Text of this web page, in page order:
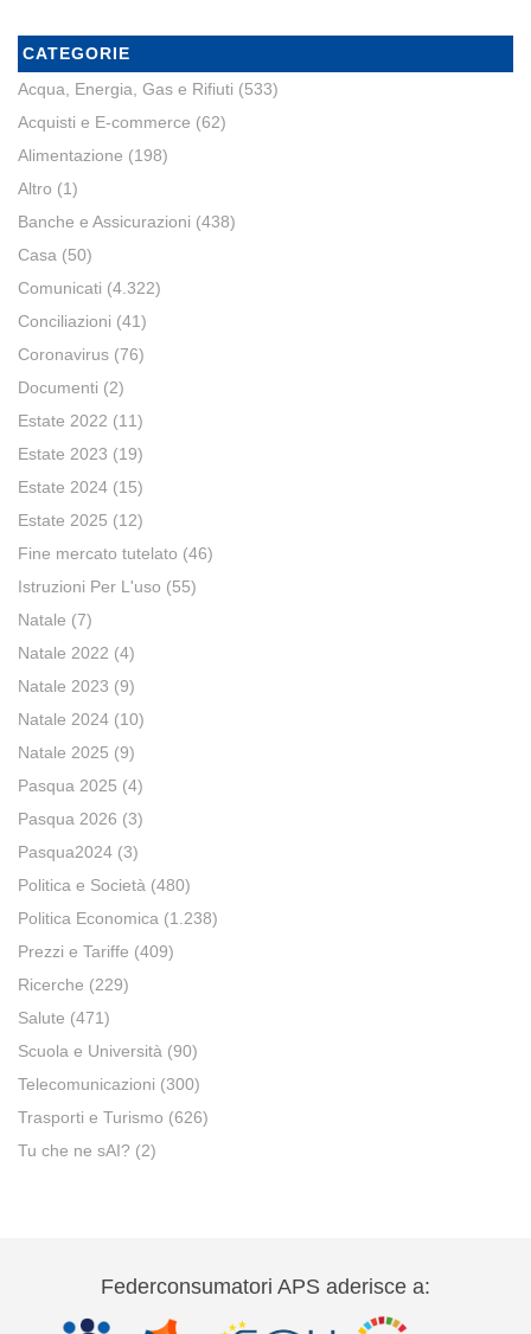
CATEGORIE
Acqua, Energia, Gas e Rifiuti (533)
Acquisti e E-commerce (62)
Alimentazione (198)
Altro (1)
Banche e Assicurazioni (438)
Casa (50)
Comunicati (4.322)
Conciliazioni (41)
Coronavirus (76)
Documenti (2)
Estate 2022 (11)
Estate 2023 (19)
Estate 2024 (15)
Estate 2025 (12)
Fine mercato tutelato (46)
Istruzioni Per L'uso (55)
Natale (7)
Natale 2022 (4)
Natale 2023 (9)
Natale 2024 (10)
Natale 2025 (9)
Pasqua 2025 (4)
Pasqua 2026 (3)
Pasqua2024 (3)
Politica e Società (480)
Politica Economica (1.238)
Prezzi e Tariffe (409)
Ricerche (229)
Salute (471)
Scuola e Università (90)
Telecomunicazioni (300)
Trasporti e Turismo (626)
Tu che ne sAI? (2)
Federconsumatori APS aderisce a: